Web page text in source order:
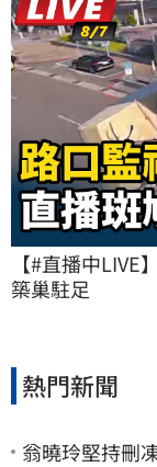
【#直播中
築巢駐足
熱門新聞
翁曉玲堅持刪